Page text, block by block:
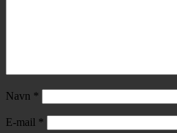
Navn *
E-mail *